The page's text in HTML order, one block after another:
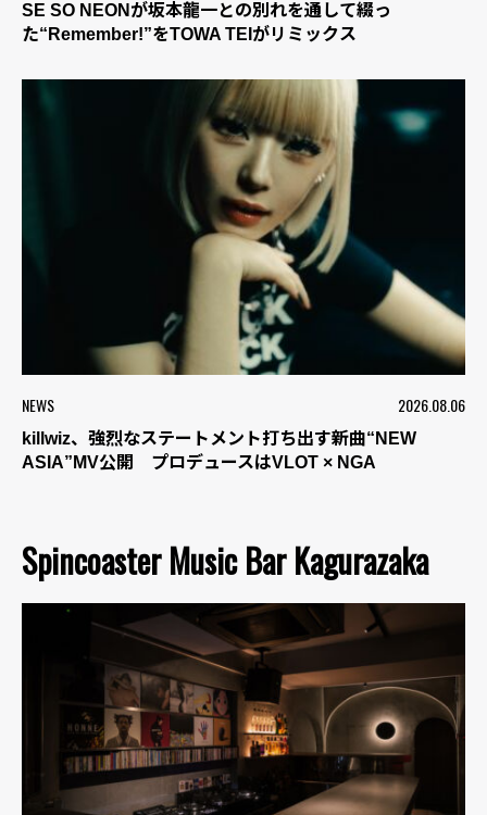
SE SO NEONが坂本龍一との別れを通して綴っ
た“Remember!”をTOWA TEIがリミックス
NEWS 2026.08.06
killwiz、強烈なステートメント打ち出す新曲“NEW
ASIA”MV公開 プロデュースはVLOT × NGA
Spincoaster Music Bar Kagurazaka